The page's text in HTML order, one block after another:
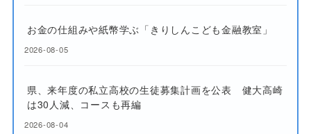
お金の仕組みや紙幣学ぶ「きりしんこども金融教室」
2026-08-05
県、来年度の私立高校の生徒募集計画を公表 健大高崎
は30人減、コースも再編
2026-08-04